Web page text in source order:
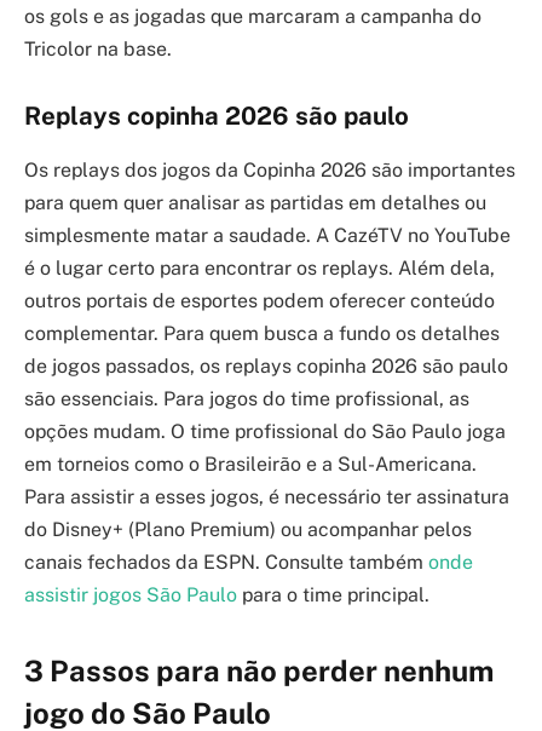
os gols e as jogadas que marcaram a campanha do
Tricolor na base.
Replays copinha 2026 são paulo
Os replays dos jogos da Copinha 2026 são importantes
para quem quer analisar as partidas em detalhes ou
simplesmente matar a saudade. A CazéTV no YouTube
é o lugar certo para encontrar os replays. Além dela,
outros portais de esportes podem oferecer conteúdo
complementar. Para quem busca a fundo os detalhes
de jogos passados, os replays copinha 2026 são paulo
são essenciais. Para jogos do time profissional, as
opções mudam. O time profissional do São Paulo joga
em torneios como o Brasileirão e a Sul-Americana.
Para assistir a esses jogos, é necessário ter assinatura
do Disney+ (Plano Premium) ou acompanhar pelos
canais fechados da ESPN. Consulte também onde
assistir jogos São Paulo para o time principal.
3 Passos para não perder nenhum
jogo do São Paulo